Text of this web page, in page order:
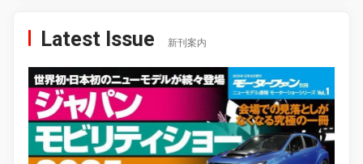
Latest Issue 新刊案内